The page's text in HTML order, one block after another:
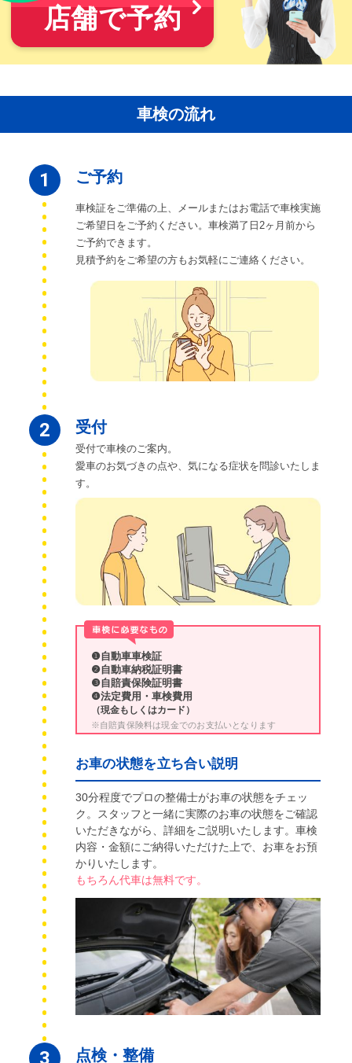
店舗で予約
車検の流れ
1 ご予約
車検証をご準備の上、メールまたはお電話で車検実施
ご希望日をご予約ください。車検満了日2ヶ月前から
ご予約できます。
見積予約をご希望の方もお気軽にご連絡ください。
2 受付
受付で車検のご案内。
愛車のお気づきの点や、気になる症状を問診いたしま
す。
❶自動車車検証
❷自動車納税証明書
❸自賠責保険証明書
❹法定費用・車検費用
（現金もしくはカード）
※自賠責保険料は現金でのお支払いとなります
お車の状態を立ち合い説明
30分程度でプロの整備士がお車の状態をチェッ
ク。スタッフと一緒に実際のお車の状態をご確認
いただきながら、詳細をご説明いたします。車検
内容・金額にご納得いただけた上で、お車をお預
かりいたします。
もちろん代車は無料です。
3 点検・整備